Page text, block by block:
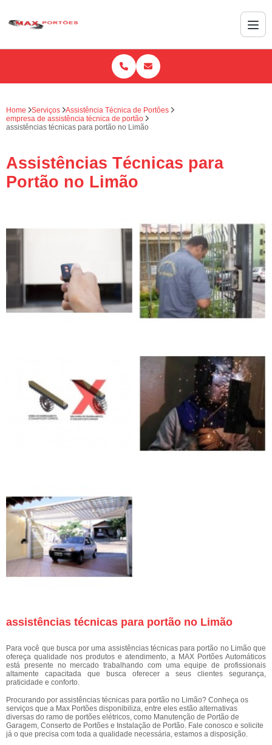
Home Serviços
Assistência Técnica de Portões
empresa de assistência técnica de portão
assistências técnicas para portão no Limão
Assistências Técnicas para
Portão no Limão
assistências técnicas para portão no Limão
Para você que busca por uma assistências técnicas para portão no Limão que
ofereça qualidade nos produtos e atendimento, a MAX Portões Automáticos
está presente no mercado trabalhando com uma equipe de profissionais
altamente capacitada que busca oferecer a seus clientes segurança,
praticidade e conforto.
Procurando por assistências técnicas para portão no Limão? Conheça os
serviços que a Max Portões disponibiliza, entre eles estão alternativas
diversas do ramo de portões elétricos, como Manutenção de Portão de
Garagem, Conserto de Portões e Instalação de Portão. Fale conosco e solicite
já o que precisa com toda a qualidade necessária, estamos a disposição.